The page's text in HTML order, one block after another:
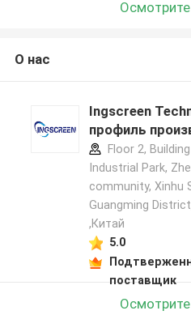
О нас
Ingscreen
профиль
Floor 2,
Industrial Park,
community, Xinhu
Guangming
,Китай
5.0
поставщик